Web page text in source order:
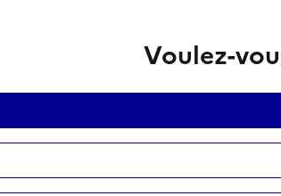
Voulez-